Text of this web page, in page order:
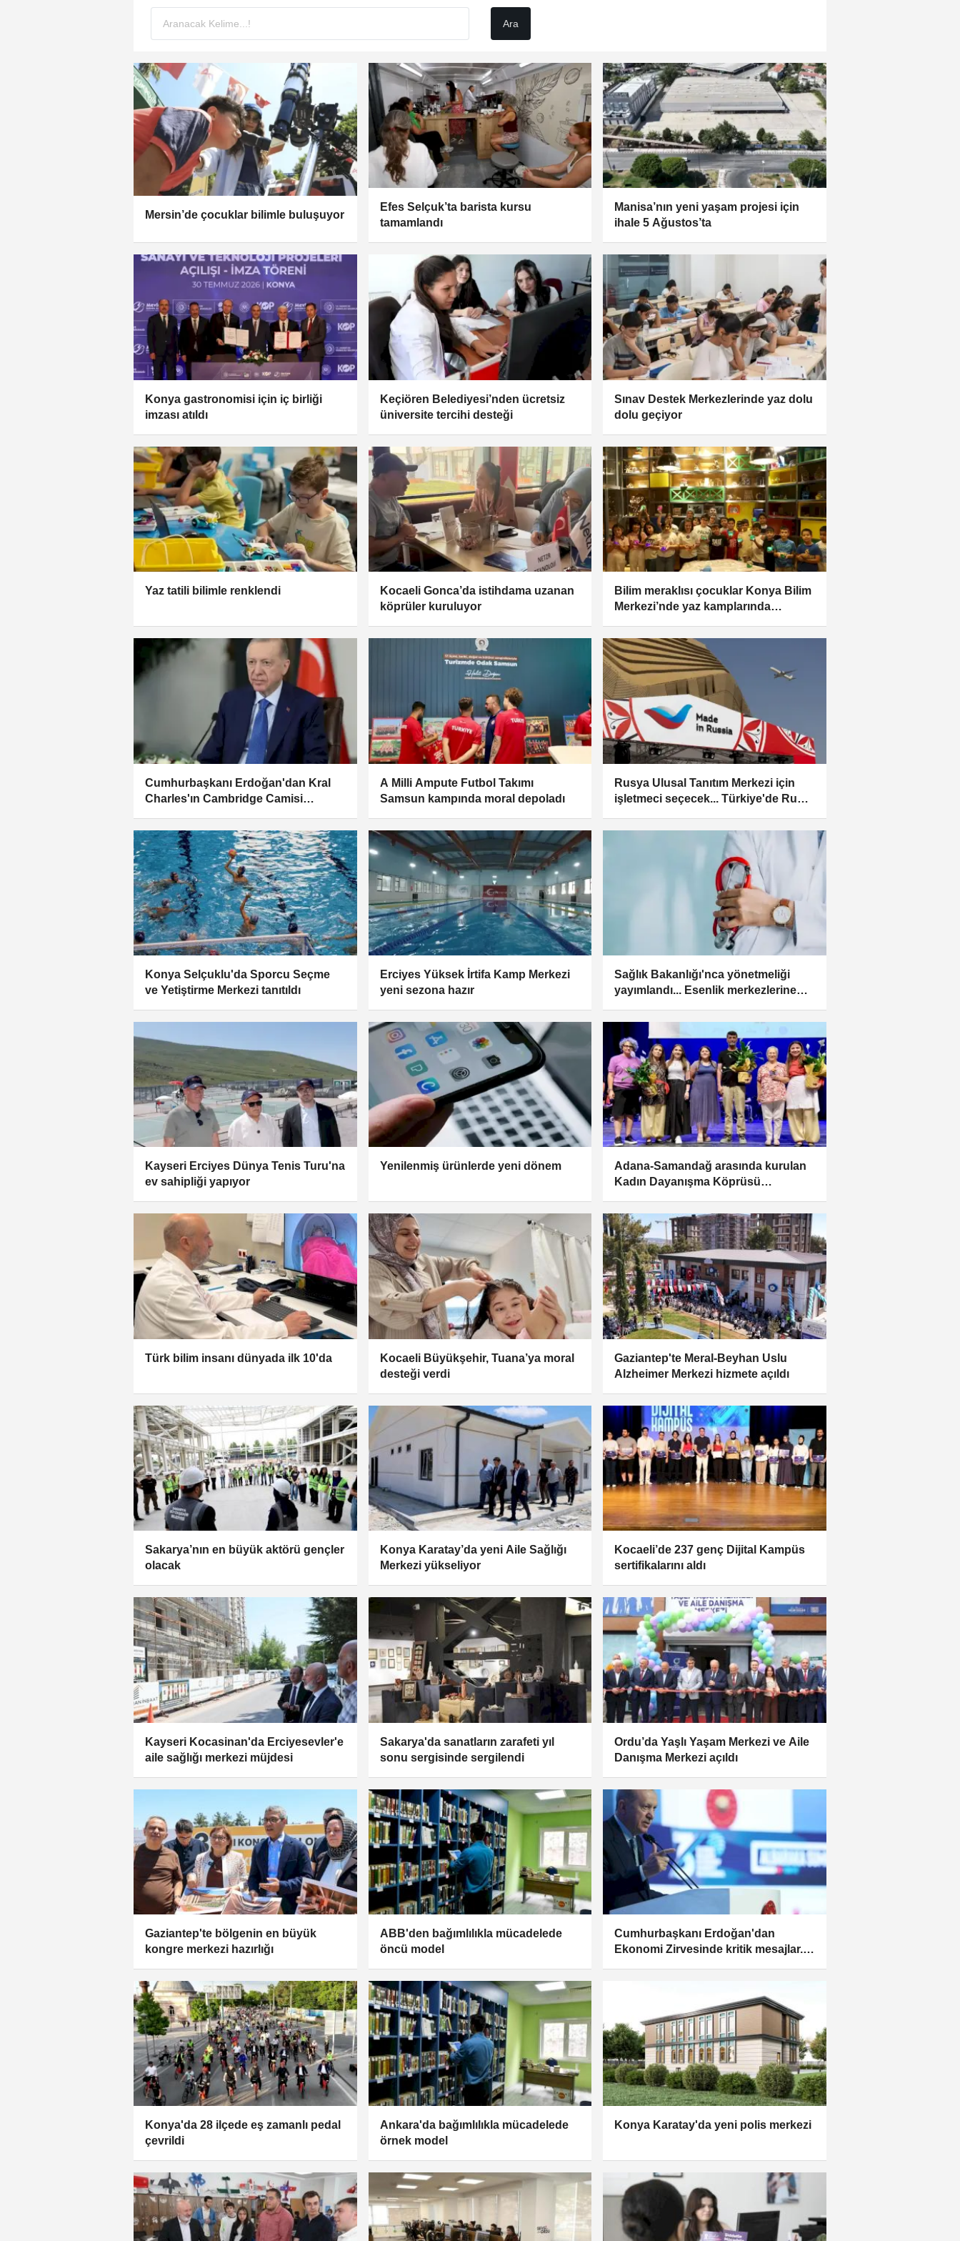
Mersin’de çocuklar bilimle buluşuyor
Efes Selçuk’ta barista kursu
tamamlandı
Manisa’nın yeni yaşam projesi için
ihale 5 Ağustos’ta
Konya gastronomisi için iç birliği
imzası atıldı
Keçiören Belediyesi’nden ücretsiz
üniversite tercihi desteği
Sınav Destek Merkezlerinde yaz dolu
dolu geçiyor
Yaz tatili bilimle renklendi
Kocaeli Gonca’da istihdama uzanan
köprüler kuruluyor
Bilim meraklısı çocuklar Konya Bilim
Merkezi’nde yaz kamplarında
Cumhurbaşkanı Erdoğan'dan Kral
Charles'ın Cambridge Camisi
A Milli Ampute Futbol Takımı
Samsun kampında moral depoladı
Rusya Ulusal Tanıtım Merkezi için
işletmeci seçecek... Türkiye'de Rus
Konya Selçuklu'da Sporcu Seçme
ve Yetiştirme Merkezi tanıtıldı
Erciyes Yüksek İrtifa Kamp Merkezi
yeni sezona hazır
Sağlık Bakanlığı'nca yönetmeliği
yayımlandı... Esenlik merkezlerine
Kayseri Erciyes Dünya Tenis Turu'na
ev sahipliği yapıyor
Yenilenmiş ürünlerde yeni dönem
Adana-Samandağ arasında kurulan
Kadın Dayanışma Köprüsü
Türk bilim insanı dünyada ilk 10'da
Kocaeli Büyükşehir, Tuana’ya moral
desteği verdi
Gaziantep'te Meral-Beyhan Uslu
Alzheimer Merkezi hizmete açıldı
Sakarya’nın en büyük aktörü gençler
olacak
Konya Karatay’da yeni Aile Sağlığı
Merkezi yükseliyor
Kocaeli’de 237 genç Dijital Kampüs
sertifikalarını aldı
Kayseri Kocasinan'da Erciyesevler'e
aile sağlığı merkezi müjdesi
Sakarya'da sanatların zarafeti yıl
sonu sergisinde sergilendi
Ordu’da Yaşlı Yaşam Merkezi ve Aile
Danışma Merkezi açıldı
Gaziantep'te bölgenin en büyük
kongre merkezi hazırlığı
ABB'den bağımlılıkla mücadelede
öncü model
Cumhurbaşkanı Erdoğan'dan
Ekonomi Zirvesinde kritik mesajlar...
Konya'da 28 ilçede eş zamanlı pedal
çevrildi
Ankara'da bağımlılıkla mücadelede
örnek model
Konya Karatay'da yeni polis merkezi